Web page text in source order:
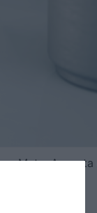
Aceasta
preinstalate in